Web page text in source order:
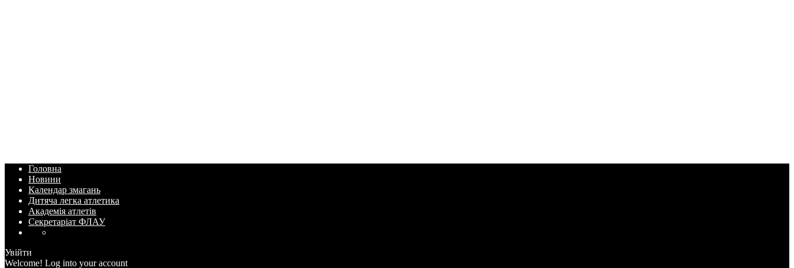
Головна
Новини
Календар змагань
Дитяча легка атлетика
Академія атлетів
Секретаріат ФЛАУ
Увійти
Welcome! Log into your account